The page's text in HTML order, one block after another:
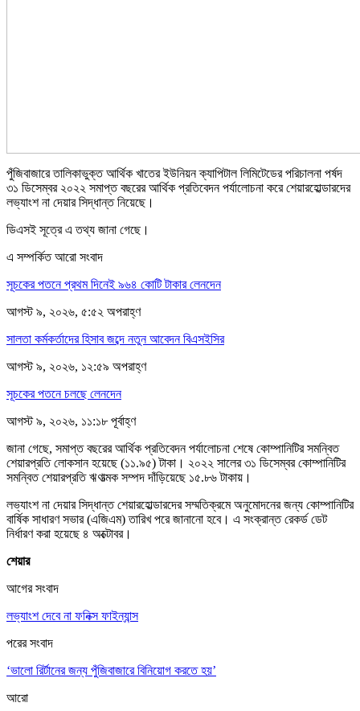
পুঁজিবাজারে তালিকাভুক্ত আর্থিক খাতের ইউনিয়ন ক্যাপিটাল লিমিটেডের পরিচালনা পর্ষদ
৩১ ডিসেম্বর ২০২২ সমাপ্ত বছরের আর্থিক প্রতিবেদন পর্যালোচনা করে শেয়ারহোল্ডারদের
লভ্যাংশ না দেয়ার সিদ্ধান্ত নিয়েছে।
ডিএসই সূত্রে এ তথ্য জানা গেছে।
এ সম্পর্কিত আরো সংবাদ
সূচকের পতনে প্রথম দিনেই ৯৬৪ কোটি টাকার লেনদেন
আগস্ট ৯, ২০২৬, ৫:৫২ অপরাহ্ণ
সালতা কর্মকর্তাদের হিসাব জব্দে নতুন আবেদন বিএসইসির
আগস্ট ৯, ২০২৬, ১২:৫৯ অপরাহ্ণ
সূচকের পতনে চলছে লেনদেন
আগস্ট ৯, ২০২৬, ১১:১৮ পূর্বাহ্ণ
জানা গেছে, সমাপ্ত বছরের আর্থিক প্রতিবেদন পর্যালোচনা শেষে কোম্পানিটির সমন্বিত
শেয়ারপ্রতি লোকসান হয়েছে (১১.৯৫) টাকা। ২০২২ সালের ৩১ ডিসেম্বর কোম্পানিটির
সমন্বিত শেয়ারপ্রতি ঋণাত্মক সম্পদ দাঁড়িয়েছে ১৫.৮৬ টাকায়।
লভ্যাংশ না দেয়ার সিদ্ধান্ত শেয়ারহোল্ডারদের সম্মতিক্রমে অনুমোদনের জন্য কোম্পানিটির
বার্ষিক সাধারণ সভার (এজিএম) তারিখ পরে জানানো হবে। এ সংক্রান্ত রেকর্ড ডেট
নির্ধারণ করা হয়েছে ৪ অক্টোবর।
শেয়ার
আগের সংবাদ
লভ্যাংশ দেবে না ফনিক্স ফাইন্যান্স
পরের সংবাদ
‘ভালো রির্টানের জন্য পুঁজিবাজারে বিনিয়োগ করতে হয়’
আরো